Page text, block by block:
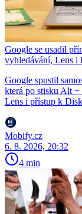
Google se usadil
vyhledávání, Lens i
Google spustil
která po stisku Alt +
Lens i přístup k
Mobify.cz
6. 8. 2026, 20:32
4 min